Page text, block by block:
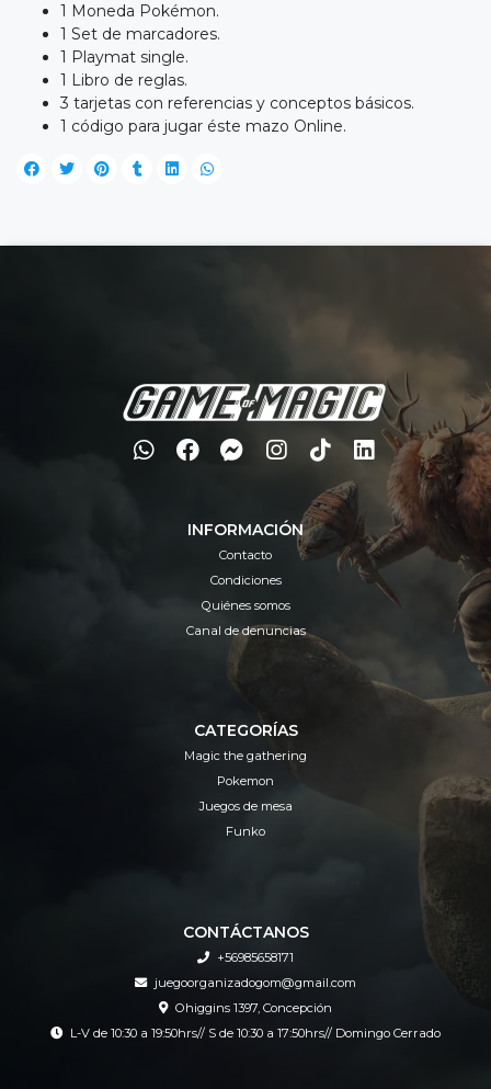
1 Moneda Pokémon.
1 Set de marcadores.
1 Playmat single.
1 Libro de reglas.
3 tarjetas con referencias y conceptos básicos.
1 código para jugar éste mazo Online.
INFORMACIÓN
Contacto
Condiciones
Quiénes somos
Canal de denuncias
CATEGORÍAS
Magic the gathering
Pokemon
Juegos de mesa
Funko
CONTÁCTANOS
+56985658171
juegoorganizadogom@gmail.com
Ohiggins 1397, Concepción
L-V de 10:30 a 19:50hrs// S de 10:30 a 17:50hrs// Domingo Cerrado